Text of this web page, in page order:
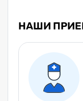
НАШИ